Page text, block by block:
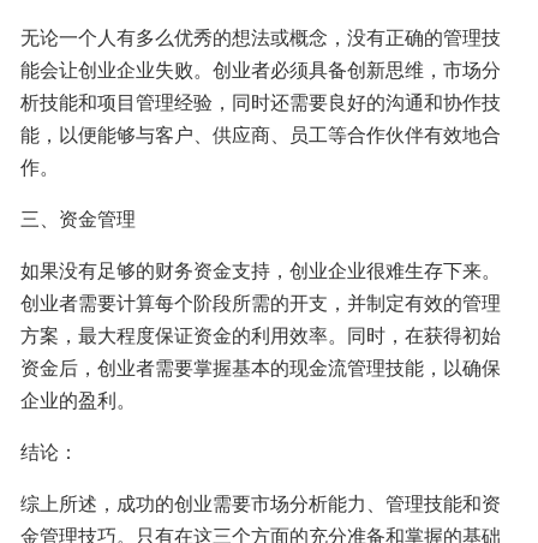
无论一个人有多么优秀的想法或概念，没有正确的管理技
能会让创业企业失败。创业者必须具备创新思维，市场分
析技能和项目管理经验，同时还需要良好的沟通和协作技
能，以便能够与客户、供应商、员工等合作伙伴有效地合
作。
三、资金管理
如果没有足够的财务资金支持，创业企业很难生存下来。
创业者需要计算每个阶段所需的开支，并制定有效的管理
方案，最大程度保证资金的利用效率。同时，在获得初始
资金后，创业者需要掌握基本的现金流管理技能，以确保
企业的盈利。
结论：
综上所述，成功的创业需要市场分析能力、管理技能和资
金管理技巧。只有在这三个方面的充分准备和掌握的基础